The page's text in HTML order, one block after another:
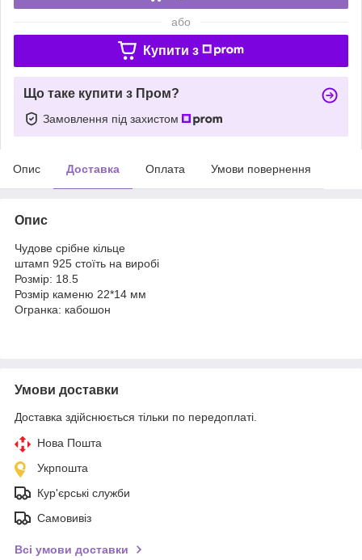
або
Купити з
Що таке купити з Пром?
Замовлення під захистом
Опис Доставка Оплата Умови повернення
Опис
Чудове срібне кільце
штамп 925 стоїть на виробі
Розмір: 18.5
Розмір каменю 22*14 мм
Огранка: кабошон
Умови доставки
Доставка здійснюється тільки по передоплаті.
Нова Пошта
Укрпошта
Кур'єрські служби
Самовивіз
Всі умови доставки